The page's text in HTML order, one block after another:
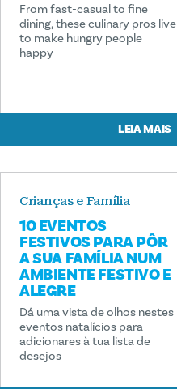
From fast-casual to fine
dining, these culinary pros live
to make hungry people
happy
LEIA MAIS
Crianças e Família
10 EVENTOS
FESTIVOS PARA PÔR
A SUA FAMÍLIA NUM
AMBIENTE FESTIVO E
ALEGRE
Dá uma vista de olhos nestes
eventos natalícios para
adicionares à tua lista de
desejos